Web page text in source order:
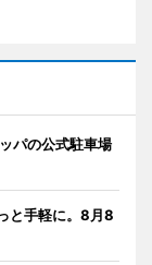
パの公式駐車場
と手軽に。8月8